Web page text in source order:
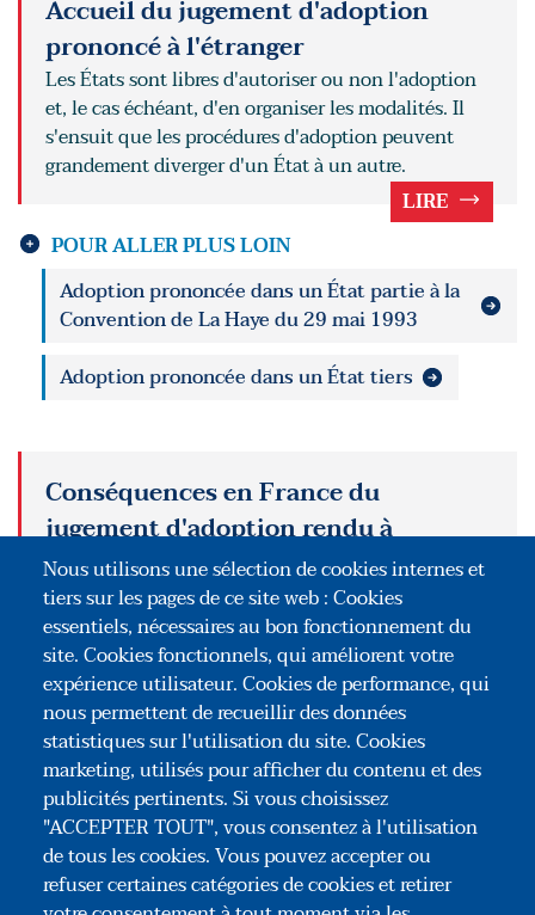
Accueil du jugement d'adoption
prononcé à l'étranger
Les États sont libres d'autoriser ou non l'adoption
et, le cas échéant, d'en organiser les modalités. Il
s'ensuit que les procédures d'adoption peuvent
grandement diverger d'un État à un autre.
LIRE
POUR ALLER PLUS LOIN
Adoption prononcée dans un État partie à la
Convention de La Haye du 29 mai 1993
Adoption prononcée dans un État tiers
Conséquences en France du
jugement d'adoption rendu à
l'étranger
Que l'adoption internationale soit prononcée en
France ou à l'étranger dans le cadre d'une
convention internationale ou non, elle emporte un
certain nombre d'effets particuliers, tant au regard
de l'état civil qu'au regard de la nationalité.
LIRE
Nous utilisons une sélection de cookies internes et
tiers sur les pages de ce site web : Cookies
essentiels, nécessaires au bon fonctionnement du
site. Cookies fonctionnels, qui améliorent votre
expérience utilisateur. Cookies de performance, qui
nous permettent de recueillir des données
statistiques sur l'utilisation du site. Cookies
marketing, utilisés pour afficher du contenu et des
publicités pertinents. Si vous choisissez
"ACCEPTER TOUT", vous consentez à l'utilisation
de tous les cookies. Vous pouvez accepter ou
refuser certaines catégories de cookies et retirer